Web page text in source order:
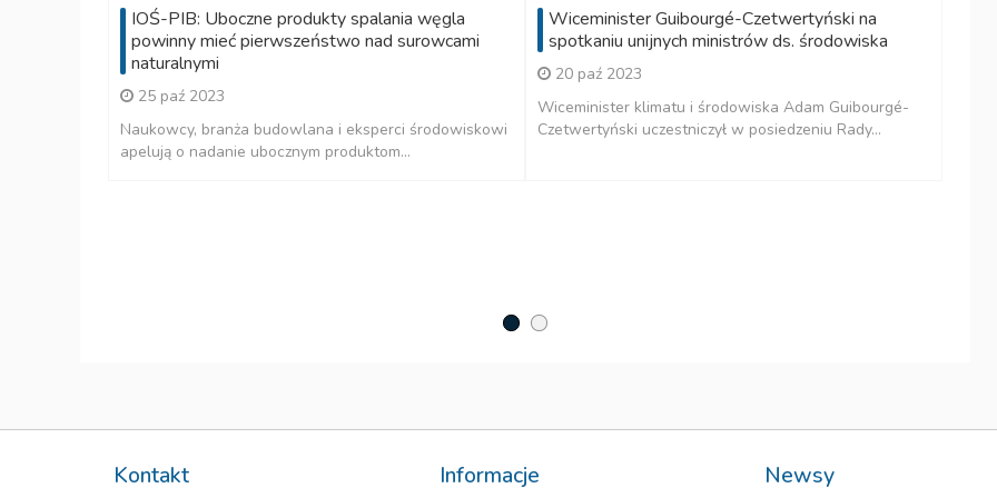
IOŚ-PIB: Uboczne produkty spalania węgla
powinny mieć pierwszeństwo nad surowcami
naturalnymi
25 paź 2023
Naukowcy, branża budowlana i eksperci środowiskowi
apelują o nadanie ubocznym produktom...
Wiceminister Guibourgé-Czetwertyński na
spotkaniu unijnych ministrów ds. środowiska
20 paź 2023
Wiceminister klimatu i środowiska Adam Guibourgé-
Czetwertyński uczestniczył w posiedzeniu Rady...
Kontakt Informacje Newsy